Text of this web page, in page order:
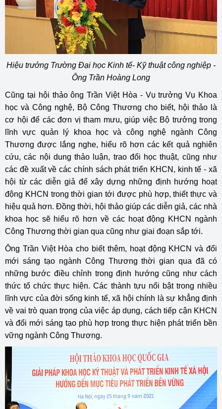
Hiệu trưởng Trường Đại học Kinh tế- Kỹ thuật công nghiệp -
Ông Trần Hoàng Long
Cũng tại hội thảo ông Trần Việt Hòa - Vụ trưởng Vụ Khoa
học và Công nghệ, Bộ Công Thương cho biết, hội thảo là
cơ hội để các đơn vị tham mưu, giúp việc Bộ trưởng trong
lĩnh vực quản lý khoa học và công nghệ ngành Công
Thương được lắng nghe, hiểu rõ hơn các kết quả nghiên
cứu, các nội dung thảo luận, trao đổi học thuật, cũng như
các đề xuất về các chính sách phát triển KHCN, kinh tế - xã
hội từ các diễn giả để xây dựng những định hướng hoạt
động KHCN trong thời gian tới được phù hợp, thiết thực và
hiệu quả hơn. Đồng thời, hội thảo giúp các diễn giả, các nhà
khoa học sẽ hiểu rõ hơn về các hoạt động KHCN ngành
Công Thương thời gian qua cũng như giai đoạn sắp tới.
Ông Trần Việt Hòa cho biết thêm, hoạt động KHCN và đổi
mới sáng tạo ngành Công Thương thời gian qua đã có
những bước điều chỉnh trong định hướng cũng như cách
thức tổ chức thực hiện. Các thành tựu nổi bật trong nhiều
lĩnh vực của đời sống kinh tế, xã hội chính là sự khẳng định
về vai trò quan trọng của việc áp dụng, cách tiếp cận KHCN
và đổi mới sáng tạo phù hợp trong thực hiện phát triển bền
vững ngành Công Thương.